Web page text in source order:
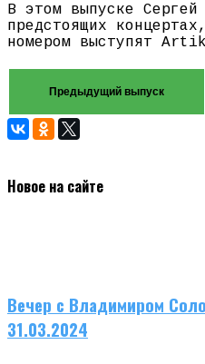
В этом выпуске
предстоящих
номером выступят
Предыдущий выпуск
Новое на сайте
Вечер с Владимиром
31.03.2024